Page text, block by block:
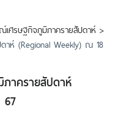
เศรษฐกิจภูมิภาครายสัปดาห์ >
าห์ (Regional Weekly) ณ 18
าครายสัปดาห์